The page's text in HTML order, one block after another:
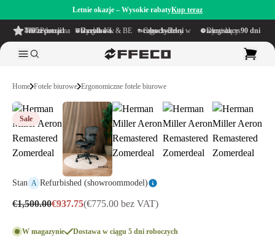
Letnie okazje – Wysokie rabatyKup teraz
4.6/5
z ponad 500 recenzji
na TrustPilot Darmowa wysyłka
w obrębie NL & BE Czas dostawy w ciągu
1–5 dni roboczych Długi okres namysłu wynoszący90 dni
Home Fotele biurowe Ergonomiczne fotele biurowe
Sale
Stan A Refurbished (showroommodel)
€1,500.00€937.75(€775.00 bez VAT)
W magazynie Dostawa w ciągu 5 dni roboczych